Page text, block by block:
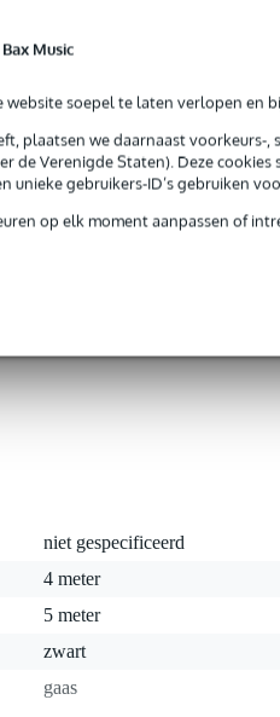
Music
website soepel te laten verlopen en
plaatsen we daarnaast voorkeurs-
de Verenigde Staten). Deze
unieke gebruikers-ID’s gebruiken
op elk moment aanpassen of
krijg je alleen garantie op
op fabrieksfouten.
backdrop of afscherming op je
dan ook nog voldoende wind
meer doorheen kijken. Handig
water, zuren, hitte, koude en UV,
kun je het gewoon
verstevigde zoom zijn
niet gespecificeerd
4 meter
5 meter
zwart
gaas